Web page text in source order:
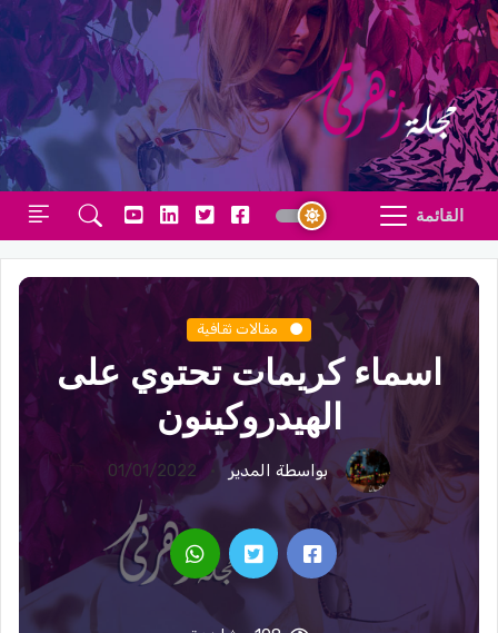
القائمة
مقالات ثقافية
اسماء كريمات تحتوي على
الهيدروكينون
بواسطة المدير 01/01/2022